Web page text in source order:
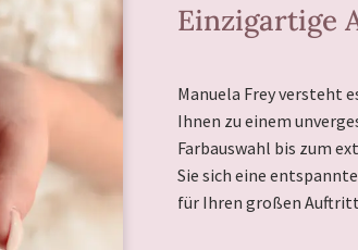
Einzigartige
Manuela Frey versteht
Ihnen zu einem
Farbauswahl bis zum
Sie sich eine
für Ihren großen